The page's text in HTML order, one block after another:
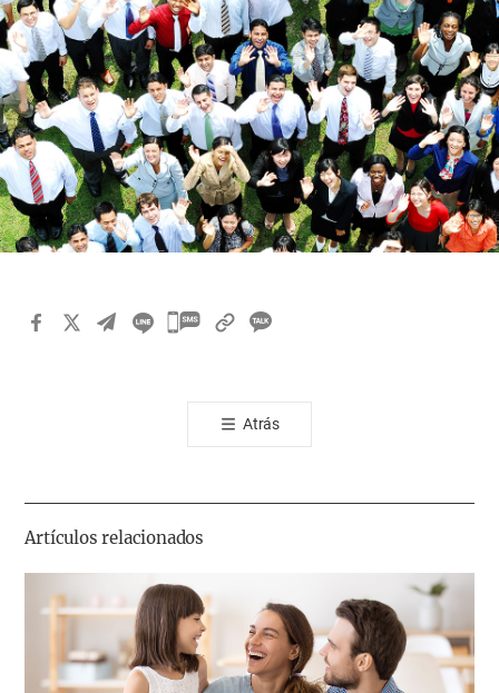
카
톡
공
기
Atrás
Artículos relacionados